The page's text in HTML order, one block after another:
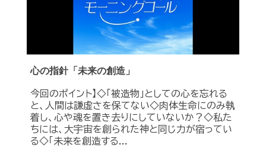
心の指針「未来の創造」
今回のポイント】◇「被造物」としての心を忘れる
と、人間は謙虚さを保てない◇肉体生命にのみ執
着し、心や魂を置き去りにしていないか？◇私た
ちには、大宇宙を創られた神と同じ力が宿ってい
る◇「未来を創造する...